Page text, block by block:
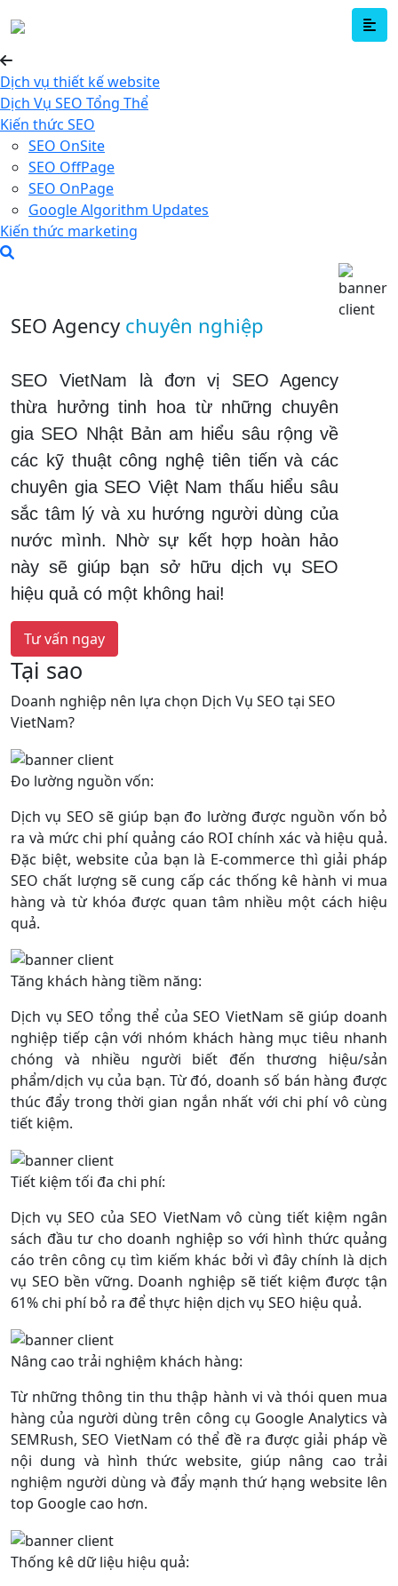
Dịch vụ thiết kế website
Dịch Vụ SEO Tổng Thể
Kiến thức SEO
SEO OnSite
SEO OffPage
SEO OnPage
Google Algorithm Updates
Kiến thức marketing
SEO Agency chuyên nghiệp
SEO VietNam là đơn vị SEO Agency
thừa hưởng tinh hoa từ những chuyên
gia SEO Nhật Bản am hiểu sâu rộng về
các kỹ thuật công nghệ tiên tiến và các
chuyên gia SEO Việt Nam thấu hiểu sâu
sắc tâm lý và xu hướng người dùng của
nước mình. Nhờ sự kết hợp hoàn hảo
này sẽ giúp bạn sở hữu dịch vụ SEO
hiệu quả có một không hai!
Tư vấn ngay
Tại sao
Doanh nghiệp nên lựa chọn Dịch Vụ SEO tại SEO
VietNam?
Đo lường nguồn vốn:
Dịch vụ SEO sẽ giúp bạn đo lường được nguồn vốn bỏ
ra và mức chi phí quảng cáo ROI chính xác và hiệu quả.
Đặc biệt, website của bạn là E-commerce thì giải pháp
SEO chất lượng sẽ cung cấp các thống kê hành vi mua
hàng và từ khóa được quan tâm nhiều một cách hiệu
quả.
Tăng khách hàng tiềm năng:
Dịch vụ SEO tổng thể của SEO VietNam sẽ giúp doanh
nghiệp tiếp cận với nhóm khách hàng mục tiêu nhanh
chóng và nhiều người biết đến thương hiệu/sản
phẩm/dịch vụ của bạn. Từ đó, doanh số bán hàng được
thúc đẩy trong thời gian ngắn nhất với chi phí vô cùng
tiết kiệm.
Tiết kiệm tối đa chi phí:
Dịch vụ SEO của SEO VietNam vô cùng tiết kiệm ngân
sách đầu tư cho doanh nghiệp so với hình thức quảng
cáo trên công cụ tìm kiếm khác bởi vì đây chính là dịch
vụ SEO bền vững. Doanh nghiệp sẽ tiết kiệm được tận
61% chi phí bỏ ra để thực hiện dịch vụ SEO hiệu quả.
Nâng cao trải nghiệm khách hàng:
Từ những thông tin thu thập hành vi và thói quen mua
hàng của người dùng trên công cụ Google Analytics và
SEMRush, SEO VietNam có thể đề ra được giải pháp về
nội dung và hình thức website, giúp nâng cao trải
nghiệm người dùng và đẩy mạnh thứ hạng website lên
top Google cao hơn.
Thống kê dữ liệu hiệu quả: